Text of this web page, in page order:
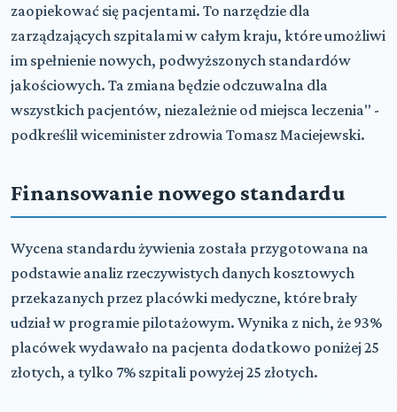
zaopiekować się pacjentami. To narzędzie dla
zarządzających szpitalami w całym kraju, które umożliwi
im spełnienie nowych, podwyższonych standardów
jakościowych. Ta zmiana będzie odczuwalna dla
wszystkich pacjentów, niezależnie od miejsca leczenia" -
podkreślił wiceminister zdrowia Tomasz Maciejewski.
Finansowanie nowego standardu
Wycena standardu żywienia została przygotowana na
podstawie analiz rzeczywistych danych kosztowych
przekazanych przez placówki medyczne, które brały
udział w programie pilotażowym. Wynika z nich, że 93%
placówek wydawało na pacjenta dodatkowo poniżej 25
złotych, a tylko 7% szpitali powyżej 25 złotych.